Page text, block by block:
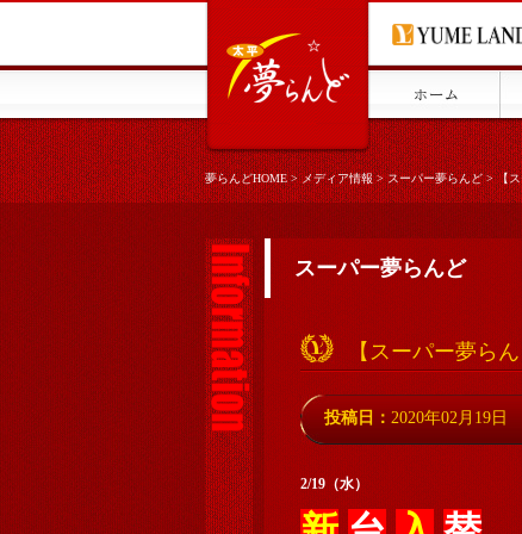
夢らんどHOME>メディア情報>スーパー夢らんど>【
スーパー夢らんど
【スーパー夢ら
投稿日： 2020年02月19日
2/19（水）